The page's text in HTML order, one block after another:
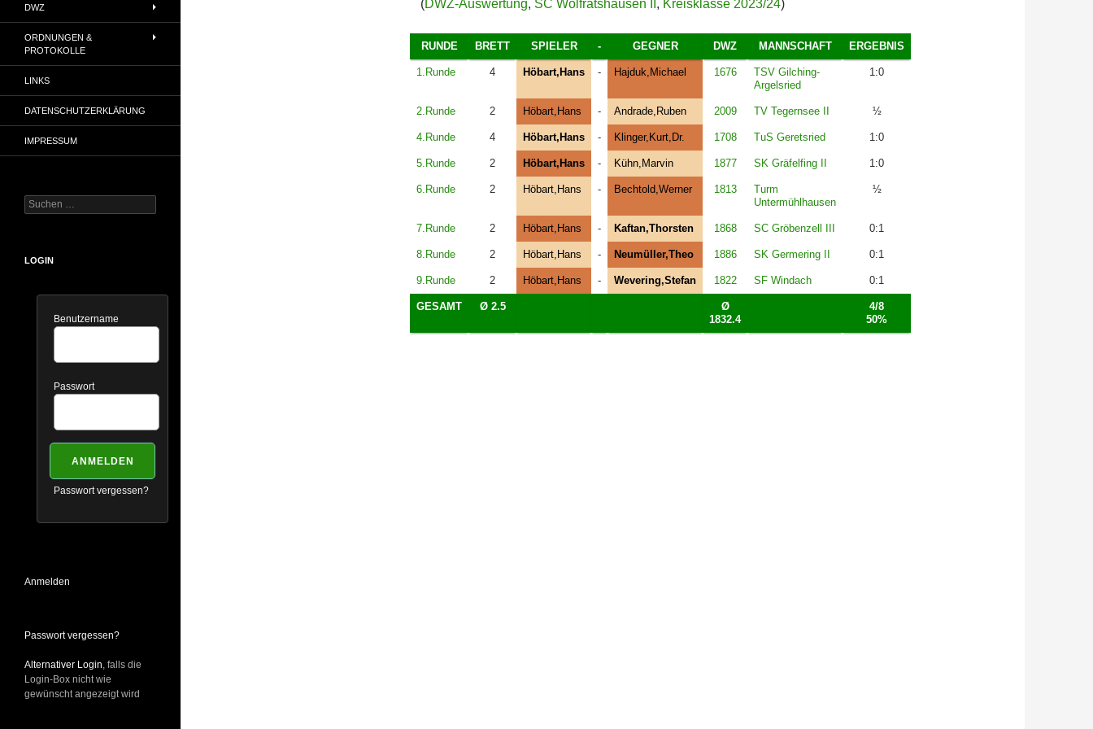
( DWZ-Auswertung, SC Wolfratshausen II , Kreisklasse 2023/24)
RUNDE BRETT SPIELER - GEGNER DWZ MANNSCHAFT ERGEBNIS
1.Runde 4 Höbart,Hans - Hajduk,Michael 1676
TSV Gilching-
Argelsried
1:0
2.Runde 2 Höbart,Hans - Andrade,Ruben 2009 TV Tegernsee II ½
4.Runde 4 Höbart,Hans - Klinger,Kurt,Dr. 1708 TuS Geretsried 1:0
5.Runde 2 Höbart,Hans - Kühn,Marvin 1877 SK Gräfelfing II 1:0
6.Runde 2 Höbart,Hans - Bechtold,Werner 1813
Turm
Untermühlhausen
½
7.Runde 2 Höbart,Hans - Kaftan,Thorsten 1868 SC Gröbenzell III 0:1
8.Runde 2 Höbart,Hans - Neumüller,Theo 1886 SK Germering II 0:1
9.Runde 2 Höbart,Hans - Wevering,Stefan 1822 SF Windach 0:1
GESAMT Ø 2.5
Ø
1832.4
4/8
50%
DWZ
ORDNUNGEN &
PROTOKOLLE
LINKS
DATENSCHUTZERKLÄRUNG
IMPRESSUM
Suchen
nach:
LOGIN
Benutzername
Passwort
Passwort vergessen?
Anmelden
Passwort vergessen?
Alternativer Login , falls die
Login-Box nicht wie
gewünscht angezeigt wird